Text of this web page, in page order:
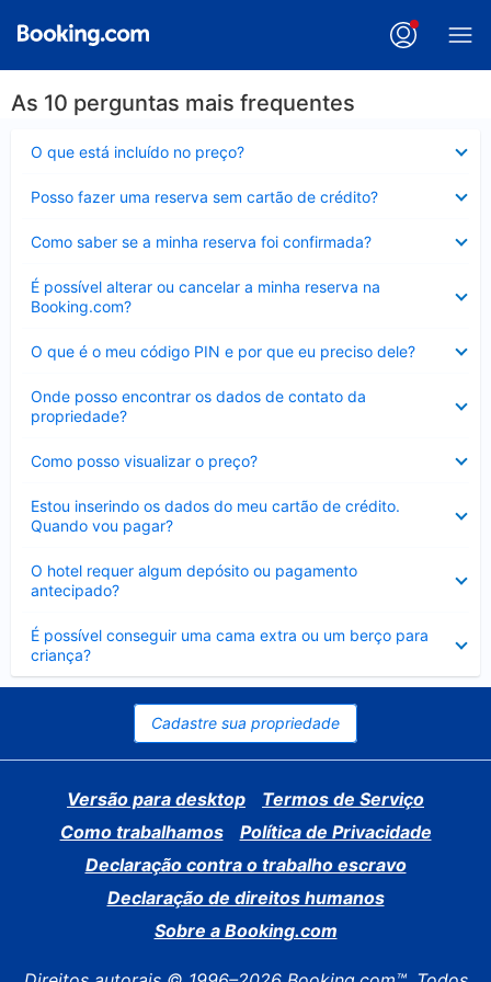
As 10 perguntas mais frequentes
O que está incluído no preço?
Posso fazer uma reserva sem cartão de crédito?
Como saber se a minha reserva foi confirmada?
É possível alterar ou cancelar a minha reserva na
Booking.com?
Contraído
O que é o meu código PIN e por que eu preciso dele?
Onde posso encontrar os dados de contato da
propriedade?
Como posso visualizar o preço?
Estou inserindo os dados do meu cartão de crédito.
Quando vou pagar?
O hotel requer algum depósito ou pagamento
antecipado?
É possível conseguir uma cama extra ou um berço para
criança?
Contraído
Cadastre sua propriedade
Versão para desktop
Termos de Serviço
Como trabalhamos
Política de Privacidade
Declaração contra o trabalho escravo
Declaração de direitos humanos
Sobre a Booking.com